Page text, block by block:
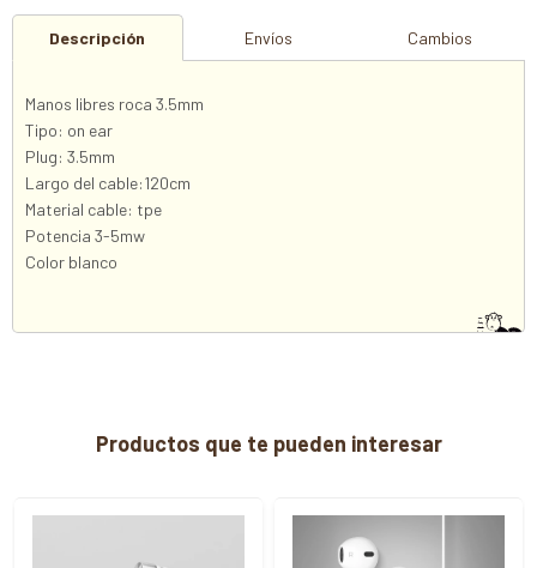
Descripción Envíos Cambios
Manos libres roca 3.5mm
Tipo: on ear
Plug: 3.5mm
Largo del cable:120cm
Material cable: tpe
Potencia 3-5mw
Color blanco
Productos que te pueden interesar